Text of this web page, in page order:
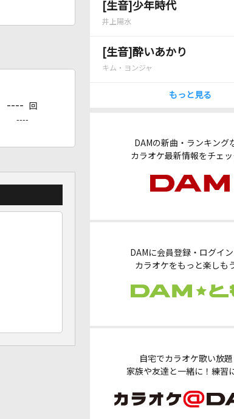
[生音]少年時代
井上陽水
[生音]酔いあかり
キム・ヨンジャ
もっと見る
DAMの新曲・ランキング
カラオケ最新情報をチェッ
DAMに会員登録・ログイ
カラオケをもっと楽しも
自宅でカラオケ歌い放題
家族や友達と一緒に！練習
---- 回
----